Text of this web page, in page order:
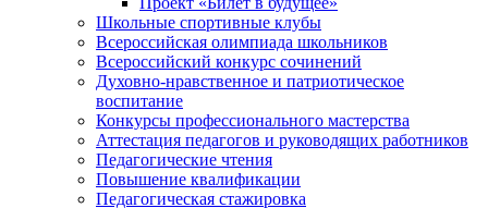
Школьные спортивные клубы
Всероссийская олимпиада школьников
Всероссийский конкурс сочинений
Духовно-нравственное и патриотическое
воспитание
Конкурсы профессионального мастерства
Аттестация педагогов и руководящих работников
Педагогические чтения
Повышение квалификации
Педагогическая стажировка